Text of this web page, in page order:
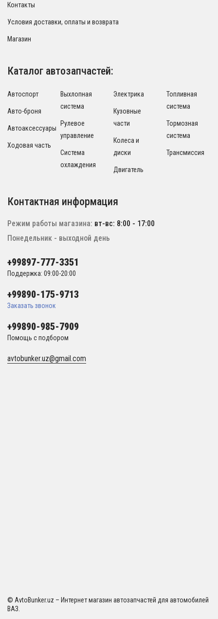
Контакты
Условия доставки, оплаты и возврата
Магазин
Каталог автозапчастей:
Автоспорт
Авто-броня
Автоаксессуары
Ходовая часть
Выхлопная
система
Рулевое
управление
Система
охлаждения
Электрика
Кузовные
части
Колеса и
диски
Двигатель
Топливная
система
Тормозная
система
Трансмиссия
Контактная информация
Режим работы магазина: вт-вс: 8:00 - 17:00
Понедельник - выходной день
+99897-777-3351
Поддержка: 09:00-20:00
+99890-175-9713
Заказать звонок
+99890-985-7909
Помощь с подбором
avtobunker.uz@gmail.com
© AvtoBunker.uz – Интернет магазин автозапчастей для автомобилей
ВАЗ.